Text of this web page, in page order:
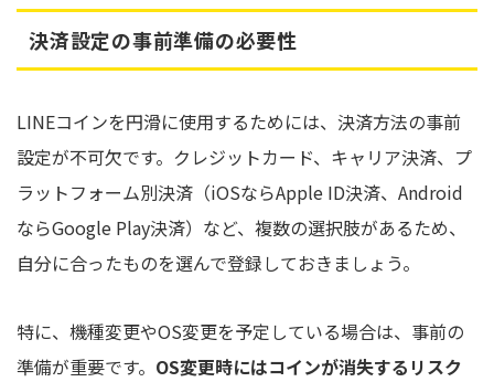
決済設定の事前準備の必要性
LINEコインを円滑に使用するためには、決済方法の事前
設定が不可欠です。クレジットカード、キャリア決済、プ
ラットフォーム別決済（iOSならApple ID決済、Android
ならGoogle Play決済）など、複数の選択肢があるため、
自分に合ったものを選んで登録しておきましょう。
特に、機種変更やOS変更を予定している場合は、事前の
準備が重要です。 OS変更時にはコインが消失するリスク